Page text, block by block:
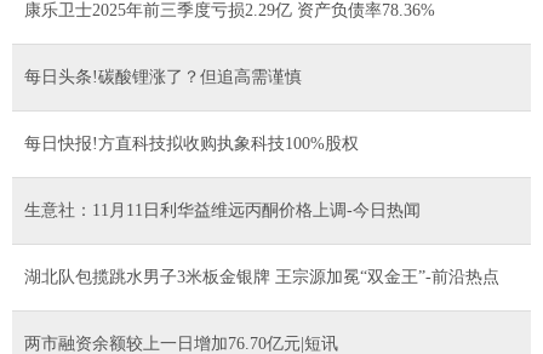
康乐卫士2025年前三季度亏损2.29亿 资产负债率78.36%
每日头条!碳酸锂涨了？但追高需谨慎
每日快报!方直科技拟收购执象科技100%股权
生意社：11月11日利华益维远丙酮价格上调-今日热闻
湖北队包揽跳水男子3米板金银牌 王宗源加冕“双金王”-前沿热点
两市融资余额较上一日增加76.70亿元|短讯